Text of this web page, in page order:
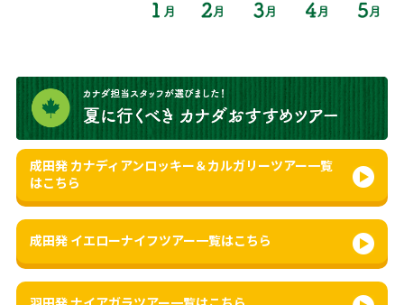
成田発 カナディアンロッキー＆カルガリーツアー一覧
はこちら
成田発 イエローナイフツアー一覧はこちら